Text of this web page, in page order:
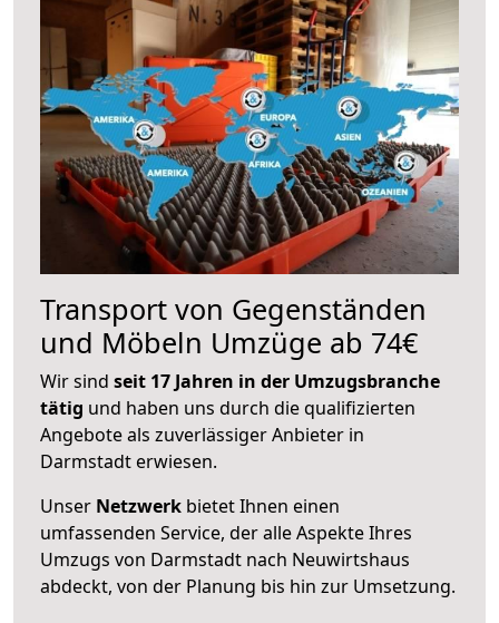
Transport von Gegenständen
und Möbeln Umzüge ab 74€
Wir sind seit 17 Jahren in der Umzugsbranche
tätig und haben uns durch die qualifizierten
Angebote als zuverlässiger Anbieter in
Darmstadt erwiesen.
Unser Netzwerk bietet Ihnen einen
umfassenden Service, der alle Aspekte Ihres
Umzugs von Darmstadt nach Neuwirtshaus
abdeckt, von der Planung bis hin zur Umsetzung.